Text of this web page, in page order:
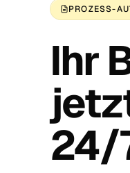
PROZESS-
Ihr
24/